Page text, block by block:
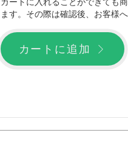
ます。その際は確認後、お客様
カートに追加